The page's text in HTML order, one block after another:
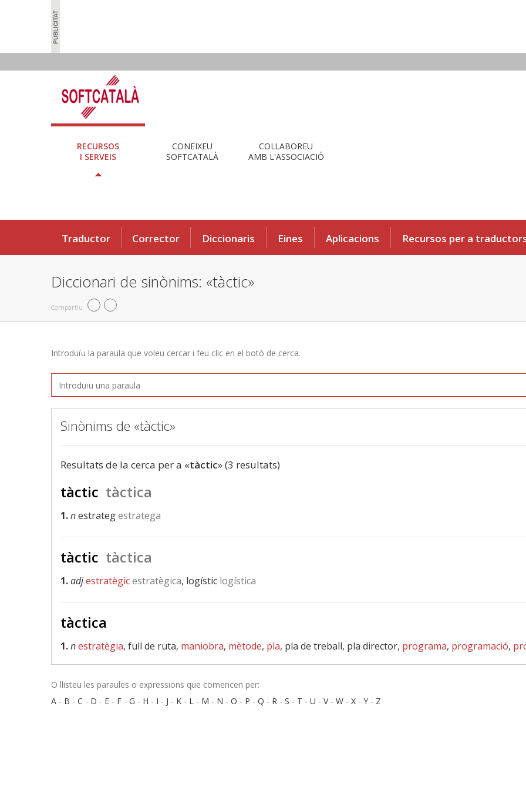
RECURSOS
I SERVEIS
CONEIXEU
SOFTCATALÀ
COL·LABOREU
AMB L'ASSOCIACIÓ
Traductor Corrector Diccionaris Eines Aplicacions Recursos per a
Diccionari de sinònims: «tàctic»
Compartiu
Introduïu la paraula que voleu cercar i feu clic en el botó de cerca.
Sinònims de «tàctic»
Resultats de la cerca per a «tàctic» (3 resultats)
tàctic tàctica
1.nestrategestratega
tàctic tàctica
1.adjestratègicestratègica, logístic logística
tàctica
1.nestratègia, full de ruta, maniobra, mètode, pla, pla de treball, pla director, programa, programació,
O llisteu les paraules o expressions que comencen per:
A - B - C - D - E - F - G - H - I - J - K - L - M - N - O - P - Q - R - S - T - U - V- W - X - Y - Z